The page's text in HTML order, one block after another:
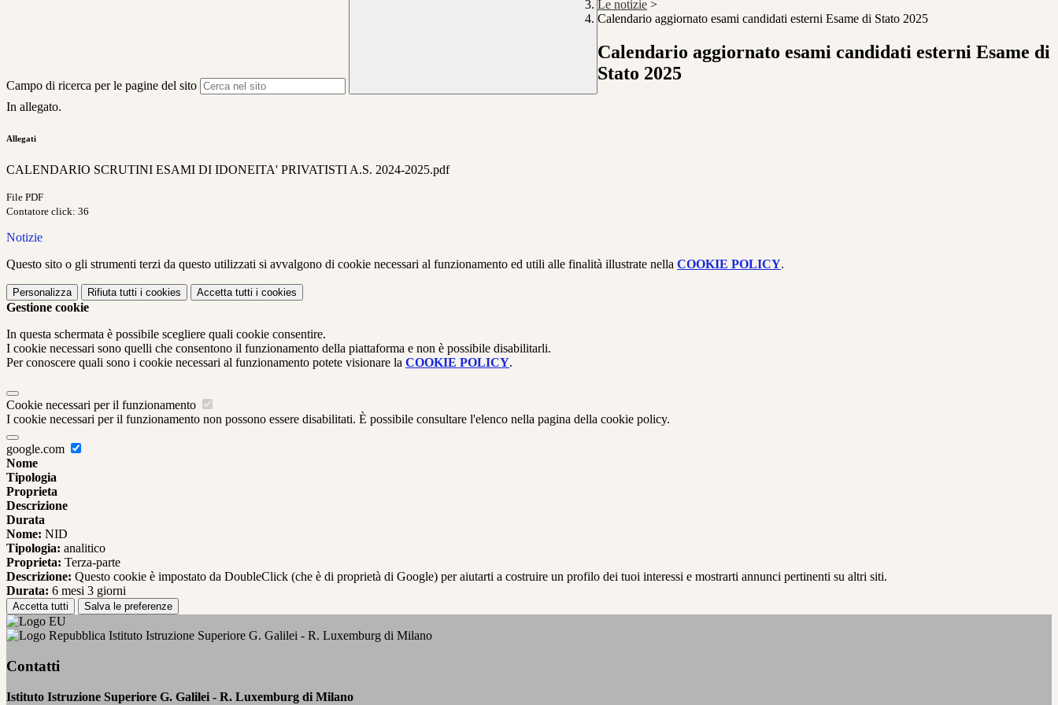
Campo di ricerca per le pagine del sito
Le notizie >
Calendario aggiornato esami candidati esterni Esame di Stato 2025
Calendario aggiornato esami candidati esterni Esame di
Stato 2025
In allegato.
Allegati
CALENDARIO SCRUTINI ESAMI DI IDONEITA' PRIVATISTI A.S. 2024-2025.pdf
File PDF
Contatore click: 36
Notizie
Questo sito o gli strumenti terzi da questo utilizzati si avvalgono di cookie necessari al funzionamento ed utili alle finalità illustrate nella COOKIE POLICY.
Personalizza Rifiuta tutti i cookies Accetta tutti i cookies
Gestione cookie
In questa schermata è possibile scegliere quali cookie consentire.
I cookie necessari sono quelli che consentono il funzionamento della piattaforma e non è possibile disabilitarli.
Per conoscere quali sono i cookie necessari al funzionamento potete visionare la COOKIE POLICY.
Cookie necessari per il funzionamento
I cookie necessari per il funzionamento non possono essere disabilitati. È possibile consultare l'elenco nella pagina della cookie policy.
google.com
Nome
Tipologia
Proprieta
Descrizione
Durata
Nome: NID
Tipologia: analitico
Proprieta: Terza-parte
Descrizione: Questo cookie è impostato da DoubleClick (che è di proprietà di Google) per aiutarti a costruire un profilo dei tuoi interessi e mostrarti annunci pertinenti su altri siti.
Durata: 6 mesi 3 giorni
Accetta tutti Salva le preferenze
Istituto Istruzione Superiore G. Galilei - R. Luxemburg di Milano
Contatti
Istituto Istruzione Superiore G. Galilei - R. Luxemburg di Milano